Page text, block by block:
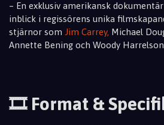
– En exklusiv amerikansk
inblick i regissörens unika
stjärnor som Jim Carrey, Michael
Annette Bening och Woody Harrelson
🎞️ Format &